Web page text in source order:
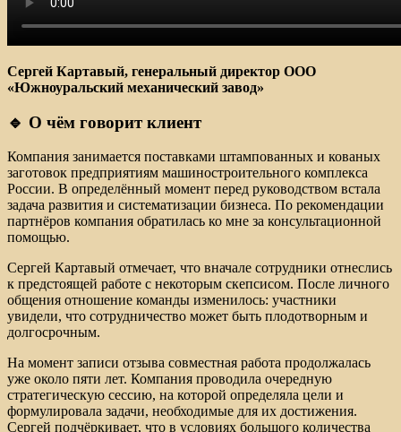
Сергей Картавый, генеральный директор ООО
«Южноуральский механический завод»
🔹 О чём говорит клиент
Компания занимается поставками штампованных и кованых
заготовок предприятиям машиностроительного комплекса
России. В определённый момент перед руководством встала
задача развития и систематизации бизнеса. По рекомендации
партнёров компания обратилась ко мне за консультационной
помощью.
Сергей Картавый отмечает, что вначале сотрудники отнеслись
к предстоящей работе с некоторым скепсисом. После личного
общения отношение команды изменилось: участники
увидели, что сотрудничество может быть плодотворным и
долгосрочным.
На момент записи отзыва совместная работа продолжалась
уже около пяти лет. Компания проводила очередную
стратегическую сессию, на которой определяла цели и
формулировала задачи, необходимые для их достижения.
Сергей подчёркивает, что в условиях большого количества